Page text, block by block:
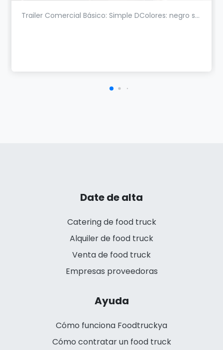
Trailer Comercial Básico: Simple DColores: negro s...
Date de alta
Catering de food truck
Alquiler de food truck
Venta de food truck
Empresas proveedoras
Ayuda
Cómo funciona Foodtruckya
Cómo contratar un food truck